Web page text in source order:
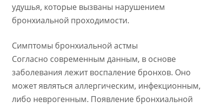
удушья, которые вызваны нарушением
бронхиальной проходимости.
Симптомы бронхиальной астмы
Согласно современным данным, в основе
заболевания лежит воспаление бронхов. Оно
может являться аллергическим, инфекционным,
либо неврогенным. Появление бронхиальной